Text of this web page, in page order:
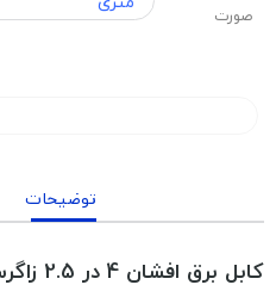
صورت
توضیحات
کابل